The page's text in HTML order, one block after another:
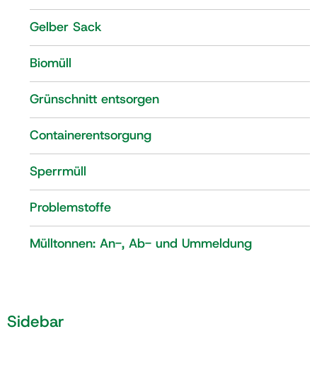
Gelber Sack
Biomüll
Grünschnitt entsorgen
Containerentsorgung
Sperrmüll
Problemstoffe
Mülltonnen: An-, Ab- und Ummeldung
Sidebar